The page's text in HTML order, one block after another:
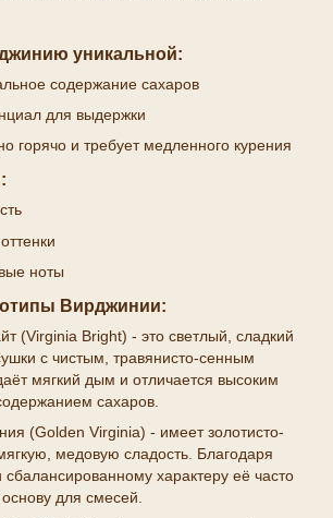
уникальной:
содержание сахаров
для выдержки
горячо и требует медленного курения
ноты
Вирджинии:
(Virginia Bright) - это светлый, сладкий
с чистым, травянисто-сенным
мягкий дым и отличается высоким
сахаров.
(Golden Virginia) - имеет золотисто-
медовую сладость. Благодаря
сбалансированному характеру её часто
основу для смесей.